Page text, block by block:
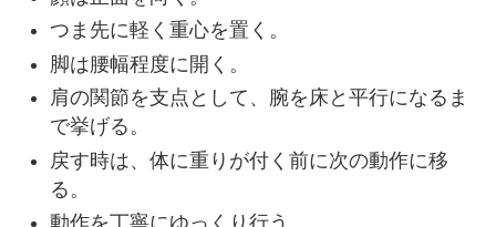
つま先に軽く重心を置く。
脚は腰幅程度に開く。
肩の関節を支点として、腕を床と平行になるま
で挙げる。
戻す時は、体に重りが付く前に次の動作に移
る。